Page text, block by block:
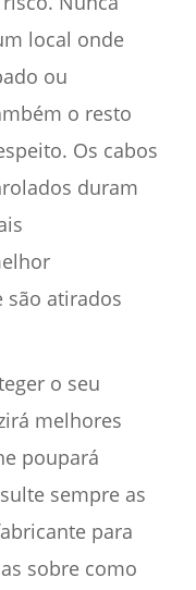
local onde
ou
o resto
Os cabos
duram
são atirados
o seu
melhores
poupará
sempre as
para
sobre como